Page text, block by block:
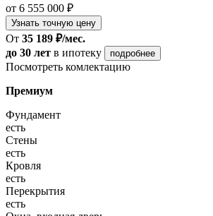
от 6 555 000 ₽
Узнать точную цену
От 35 189 ₽/мес.
до 30 лет в ипотеку подробнее
Посмотреть комлектацию
Премиум
Фундамент
есть
Стены
есть
Кровля
есть
Перекрытия
есть